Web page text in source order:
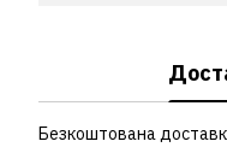
Безкоштована